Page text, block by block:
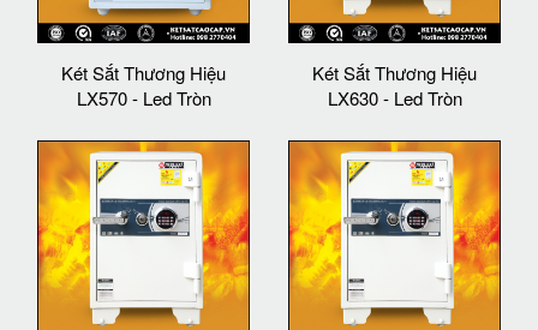
Két Sắt Thương Hiệu
LX570 - Led Tròn
Két Sắt Thương Hiệu
LX630 - Led Tròn